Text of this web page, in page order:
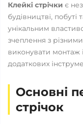
Клейкі стрічки є
будівництві,
унікальним
зчеплення з
виконувати монтаж
додаткових
Основні
стрічок